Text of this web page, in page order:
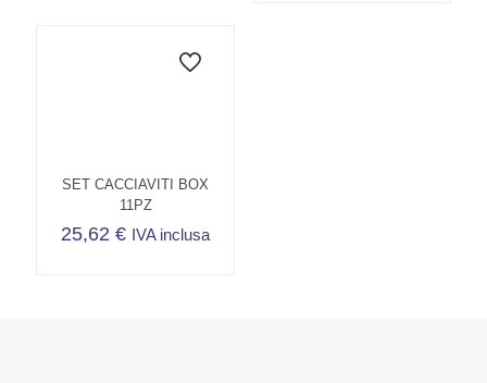
SET CACCIAVITI BOX
11PZ
25,62€ IVA inclusa